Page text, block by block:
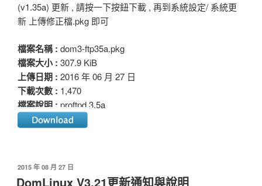
(v1.35a) 更新 , 請按一下按鈕下載 , 再到系統設定/ 系統更
新 上傳修正檔.pkg 即可
檔案名稱 : dom3-ftp35a.pkg
檔案大小 : 307.9 KiB
上傳日期 : 2016 年 06 月 27 日
下載次數 : 1,470
檔案說明 : proftpd 3.5a
發
佈
2015 年 08 月 27 日
DomLinux V3.21更新通知與說明